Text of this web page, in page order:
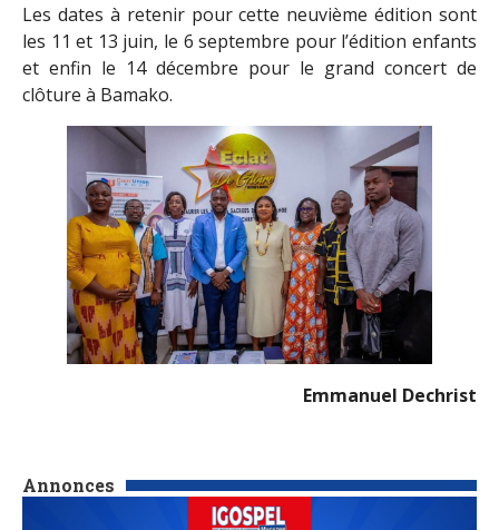
Annonces
Les dates à retenir pour cette neuvième édition sont
les 11 et 13 juin, le 6 septembre pour l’édition enfants
et enfin le 14 décembre pour le grand concert de
clôture à Bamako.
Emmanuel Dechrist